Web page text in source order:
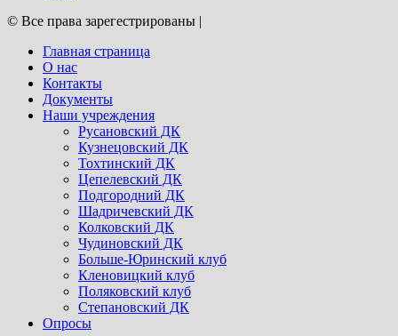
© Все права зарегестрированы |
Главная страница
О нас
Контакты
Документы
Наши учреждения
Русановский ДК
Кузнецовский ДК
Тохтинский ДК
Цепелевский ДК
Подгородний ДК
Шадричевский ДК
Колковский ДК
Чудиновский ДК
Больше-Юринский клуб
Кленовицкий клуб
Поляковский клуб
Степановский ДК
Опросы